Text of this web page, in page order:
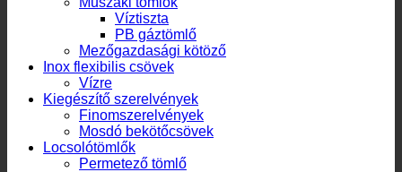
Víztiszta
PB gáztömlő
Mezőgazdasági kötöző
Inox flexibilis csövek
Vízre
Kiegészítő szerelvények
Finomszerelvények
Mosdó bekötőcsövek
Locsolótömlők
Permetező tömlő